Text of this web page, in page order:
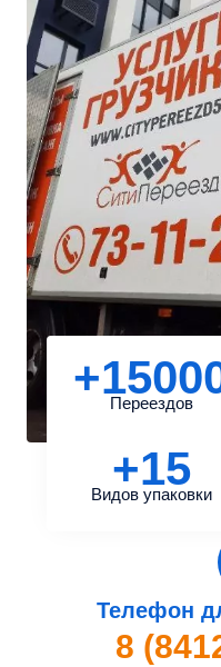
Переездов
+15
Видов упаковки
Телефон
8